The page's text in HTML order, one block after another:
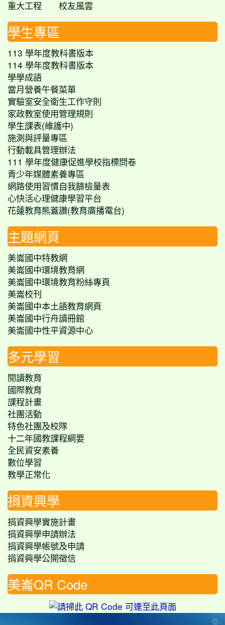
重大工程
校友風雲
學生專區
113 學年度教科書版本
114 學年度教科書版本
學學成語
當月營養午餐菜單
實驗室安全衛生工作守則
家政教室使用管理規則
學生課表(維護中)
施測與評量專區
行動載具管理辦法
111 學年度健康促進學校指標問卷
青少年媒體素養專區
網路使用習慣自我篩檢量表
心快活心理健康學習平台
花蓮教育熊蓋讚(教育廣播電台)
主題網頁
美崙國中特教網
美崙國中環境教育網
美崙國中環境教育粉絲專頁
美崙校刊
美崙國中本土語教育網頁
美崙國中行舟讀冊館
美崙國中性平資源中心
多元學習
閱讀教育
國際教育
課程計畫
社團活動
特色社團及校隊
十二年國教課程綱要
全民資安素養
數位學習
教學正常化
捐資興學
捐資興學實施計畫
捐資興學申請辦法
捐資興學帳號及申請
捐資興學公開徵信
美崙QR Code